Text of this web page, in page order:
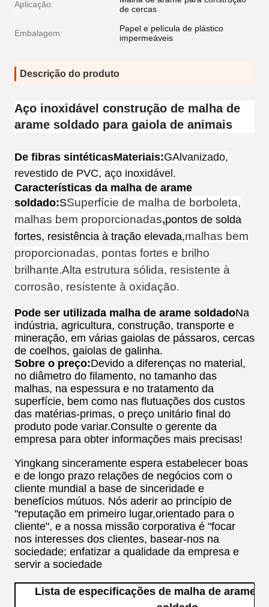
Aplicação:
de cercas
Embalagem:
Papel e película de plástico
impermeáveis
Descrição do produto
Aço inoxidável construção de malha de
arame soldado para gaiola de animais
De fibras sintéticasMateriais:GAlvanizado,
revestido de PVC, aço inoxidável.
Características da malha de arame
soldado:SSuperfície de malha de borboleta,
malhas bem proporcionadas,pontos de solda
fortes, resistência à tração elevada,malhas bem
proporcionadas, pontas fortes e brilho
brilhante.Alta estrutura sólida, resistente à
corrosão, resistente à oxidação.
Pode ser utilizada malha de arame soldadoNa
indústria, agricultura, construção, transporte e
mineração, em várias gaiolas de pássaros, cercas
de coelhos, gaiolas de galinha.
Sobre o preço:Devido a diferenças no material,
no diâmetro do filamento, no tamanho das
malhas, na espessura e no tratamento da
superfície, bem como nas flutuações dos custos
das matérias-primas, o preço unitário final do
produto pode variar.Consulte o gerente da
empresa para obter informações mais precisas!
Yingkang sinceramente espera estabelecer boas
e de longo prazo relações de negócios com o
cliente mundial a base de sinceridade e
benefícios mútuos. Nós aderir ao princípio de
"reputação em primeiro lugar,orientado para o
cliente", e a nossa missão corporativa é "focar
nos interesses dos clientes, basear-nos na
sociedade; enfatizar a qualidade da empresa e
servir a sociedade
Lista de especificações de malha de arame